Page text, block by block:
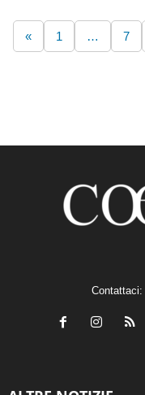
« 1 … 7
Contattaci: